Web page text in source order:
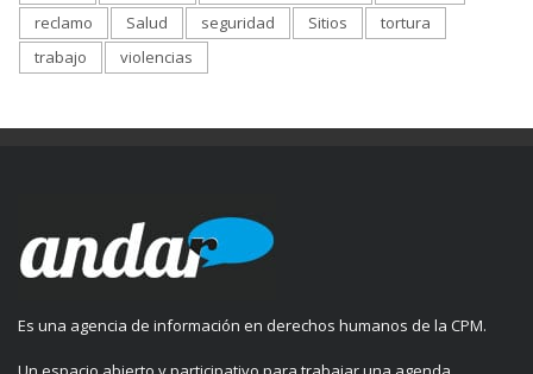
reclamo
Salud seguridad Sitios
tortura
trabajo
violencias
Es una agencia de información en derechos humanos de la CPM.